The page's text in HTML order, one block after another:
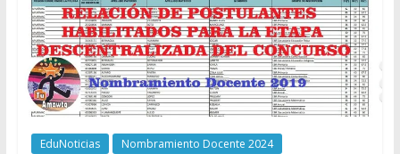
EduNoticias Nombramiento Docente 2024